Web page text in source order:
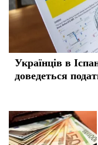
Українців в
доведеться